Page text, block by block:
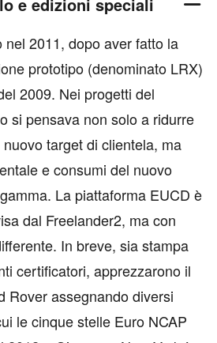
nel 2011, dopo aver fatto la
prototipo (denominato LRX)
2009. Nei progetti del
si pensava non solo a ridurre
target di clientela, ma
e consumi del nuovo
La piattaforma EUCD è
dal Freelander2, ma con
In breve, sia stampa
certificatori, apprezzarono il
Rover assegnando diversi
le cinque stelle Euro NCAP